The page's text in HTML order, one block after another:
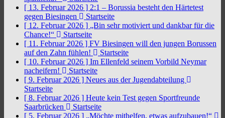
[ 13. Februar 2026 ] 2:1 – Borussia besteht den Härtetest
gegen Biesingen
Startseite
[ 12. Februar 2026 ] „Bin sehr motiviert und dankbar für die
Chance!“
Startseite
[ 11. Februar 2026 ] FV Biesingen will den jungen Borussen
auf den Zahn fühlen!
Startseite
[ 10. Februar 2026 ] Im Ellenfeld seinem Vorbild Neymar
nacheifern!
Startseite
[ 9. Februar 2026 ] Neues aus der Jugendabteilung
Startseite
[ 8. Februar 2026 ] Heute kein Test gegen Sportfreunde
Saarbrücken
Startseite
[ 5. Februar 2026 ] „Möchte mithelfen, etwas aufzubauen!“